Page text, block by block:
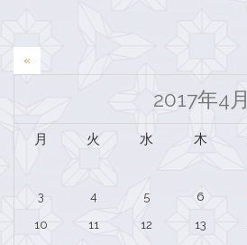
投
ナ
ビ
«
2017年4月
月 火 水 木
3 4 5 6
10 11 12 13